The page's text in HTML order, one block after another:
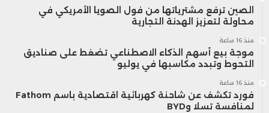
الصين ترفع مشترياتها من فول الصويا الأمريكي في
محاولة لتعزيز الهدنة التجارية
منذ 16 ساعة
موجة بيع أسهم الذكاء الاصطناعي تضغط على صناديق
التحوط وتبدد مكاسبها في يوليو
منذ 16 ساعة
فورد تكشف عن شاحنة كهربائية اقتصادية باسم Fathom
لمنافسة تسلا وBYD